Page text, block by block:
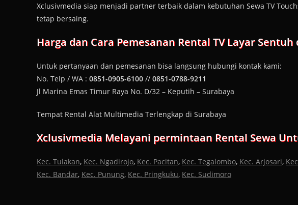
Xclusivmedia siap menjadi partner terbaik dalam kebutuhan Sewa TV
tetap bersaing.
Harga dan Cara Pemesanan Rental TV Layar Sentuh
Untuk pertanyaan dan pemesanan bisa langsung hubungi kontak kami:
No. Telp / WA : 0851-0905-6100 // 0851-0788-9211
Jl Marina Emas Timur Raya No. D/32 – Keputih – Surabaya
Tempat Rental Alat Multimedia Terlengkap di Surabaya
Xclusivmedia Melayani permintaan Rental Sewa
Kec. Tulakan, Kec. Ngadirojo, Kec. Pacitan, Kec. Tegalombo, Kec. Arjosari,
Kec. Bandar, Kec. Punung, Kec. Pringkuku, Kec. Sudimoro